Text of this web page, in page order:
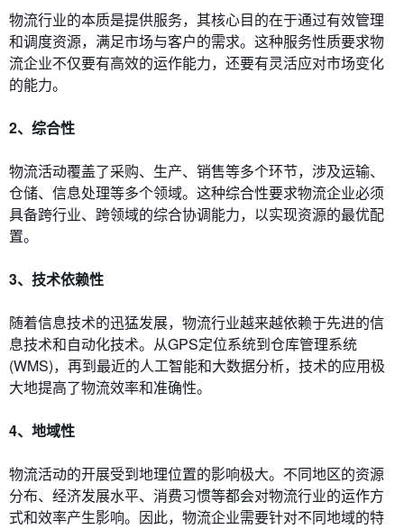
物流行业的本质是提供服务，其核心目的在于通过有效管理
和调度资源，满足市场与客户的需求。这种服务性质要求物
流企业不仅要有高效的运作能力，还要有灵活应对市场变化
的能力。
2、综合性
物流活动覆盖了采购、生产、销售等多个环节，涉及运输、
仓储、信息处理等多个领域。这种综合性要求物流企业必须
具备跨行业、跨领域的综合协调能力，以实现资源的最优配
置。
3、技术依赖性
随着信息技术的迅猛发展，物流行业越来越依赖于先进的信
息技术和自动化技术。从GPS定位系统到仓库管理系统
(WMS)，再到最近的人工智能和大数据分析，技术的应用极
大地提高了物流效率和准确性。
4、地域性
物流活动的开展受到地理位置的影响极大。不同地区的资源
分布、经济发展水平、消费习惯等都会对物流行业的运作方
式和效率产生影响。因此，物流企业需要针对不同地域的特